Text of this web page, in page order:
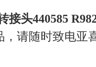
接头440585
，请随时致电亚